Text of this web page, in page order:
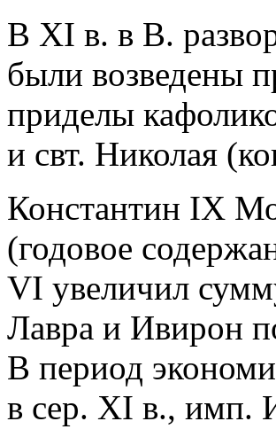
В XI в. в В.
были возведены
приделы
и свт. Николая
Константин IX
(годовое
VI увеличил
Лавра и Ивирон
В период
в сер. XI в., имп.